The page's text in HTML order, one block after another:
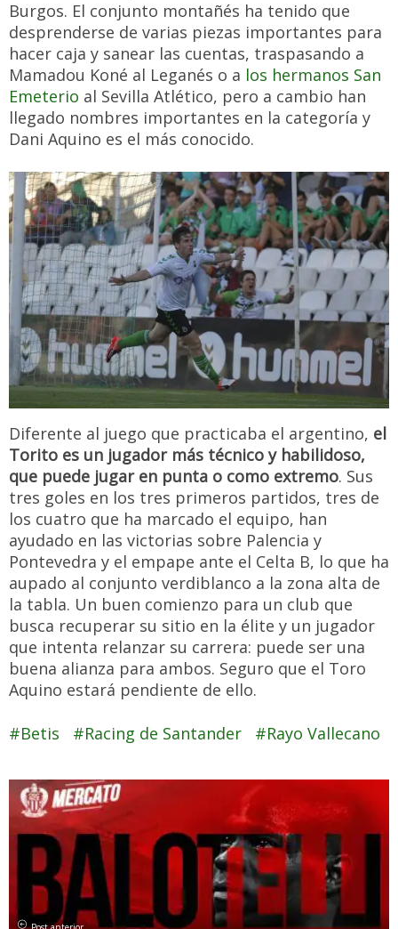
Burgos. El conjunto montañés ha tenido que
desprenderse de varias piezas importantes para
hacer caja y sanear las cuentas, traspasando a
Mamadou Koné al Leganés o a los hermanos San
Emeterio al Sevilla Atlético, pero a cambio han
llegado nombres importantes en la categoría y
Dani Aquino es el más conocido.
Diferente al juego que practicaba el argentino, el
Torito es un jugador más técnico y habilidoso,
que puede jugar en punta o como extremo. Sus
tres goles en los tres primeros partidos, tres de
los cuatro que ha marcado el equipo, han
ayudado en las victorias sobre Palencia y
Pontevedra y el empape ante el Celta B, lo que ha
aupado al conjunto verdiblanco a la zona alta de
la tabla. Un buen comienzo para un club que
busca recuperar su sitio en la élite y un jugador
que intenta relanzar su carrera: puede ser una
buena alianza para ambos. Seguro que el Toro
Aquino estará pendiente de ello.
Betis Racing de Santander Rayo Vallecano